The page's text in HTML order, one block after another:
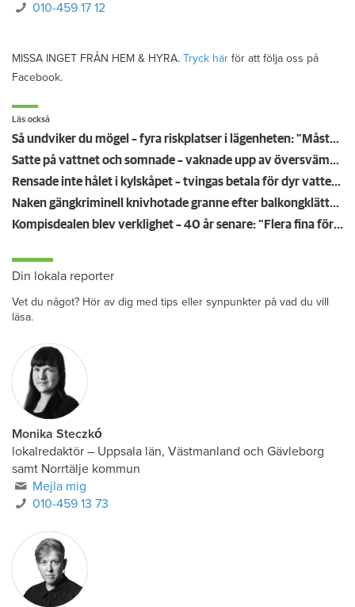
010-459 17 12
MISSA INGET FRÅN HEM & HYRA. Tryck här för att följa oss på
Facebook.
Läs också
Så undviker du mögel – fyra riskplatser i lägenheten: ”Måste städa bort”
Satte på vattnet och somnade – vaknade upp av översvämning hos grannen
Rensade inte hålet i kylskåpet – tvingas betala för dyr vattenskada
Naken gängkriminell knivhotade granne efter balkongklättring
Kompisdealen blev verklighet – 40 år senare: "Flera fina fördelar med att dela bostad"
Din lokala reporter
Vet du något? Hör av dig med tips eller synpunkter på vad du vill
läsa.
Monika Steczkó
lokalredaktör – Uppsala län, Västmanland och Gävleborg
samt Norrtälje kommun
Mejla mig
010-459 13 73